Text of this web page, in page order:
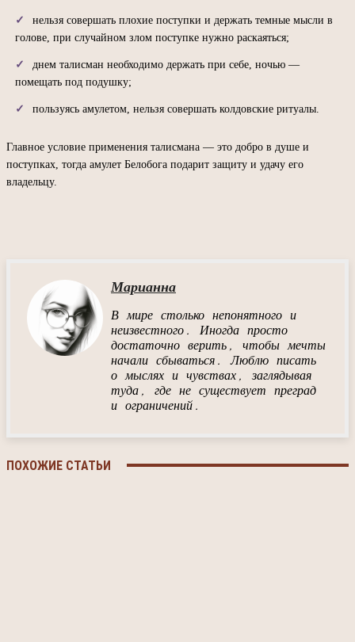
нельзя совершать плохие поступки и держать темные мысли в
голове, при случайном злом поступке нужно раскаяться;
днем талисман необходимо держать при себе, ночью —
помещать под подушку;
пользуясь амулетом, нельзя совершать колдовские ритуалы.
Главное условие применения талисмана — это добро в душе и
поступках, тогда амулет Белобога подарит защиту и удачу его
владельцу.
Марианна
В мире столько непонятного и
неизвестного. Иногда просто
достаточно верить, чтобы мечты
начали сбываться. Люблю писать
о мыслях и чувствах, заглядывая
туда, где не существует преград
и ограничений.
ПОХОЖИЕ СТАТЬИ